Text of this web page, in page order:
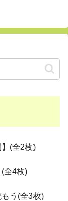
(全2枚)
全4枚)
う(全3枚)